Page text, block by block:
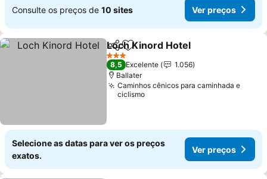
Consulte os preços de 10 sites Ver preços
PartilharAdicionar aos favoritos
Loch Kinord Hotel
3 Estrelas
8,5 Excelente
1.056
Ballater
Caminhos cênicos para caminhada e
ciclismo
Selecione as datas para ver os preços
exatos.
Ver preços